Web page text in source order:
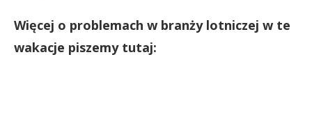
Więcej o problemach w branży lotniczej w te
wakacje piszemy tutaj: